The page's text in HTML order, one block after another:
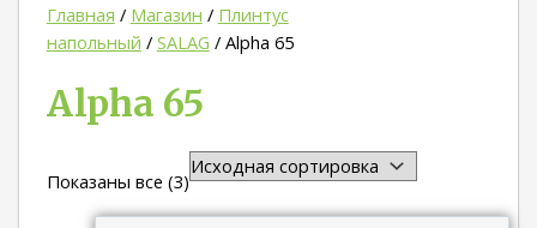
Главная / Магазин / Плинтус
напольный / SALAG / Alpha 65
Alpha 65
Показаны все (3)